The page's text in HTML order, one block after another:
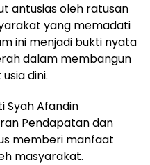
antusias oleh ratusan
yang memadati
ini menjadi bukti nyata
dalam membangun
dini.
Syah Afandin
Pendapatan dan
memberi manfaat
masyarakat.